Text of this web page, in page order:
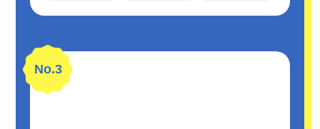
No.3